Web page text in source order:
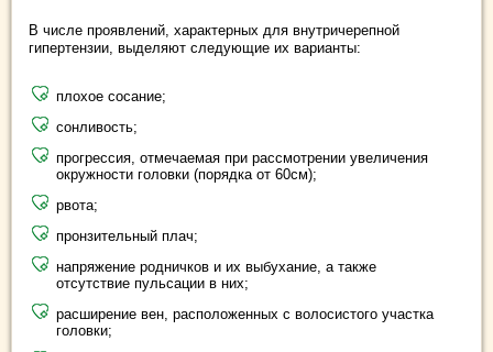
В числе проявлений, характерных для внутричерепной
гипертензии, выделяют следующие их варианты:
плохое сосание;
сонливость;
прогрессия, отмечаемая при рассмотрении увеличения
окружности головки (порядка от 60см);
рвота;
пронзительный плач;
напряжение родничков и их выбухание, а также
отсутствие пульсации в них;
расширение вен, расположенных с волосистого участка
головки;